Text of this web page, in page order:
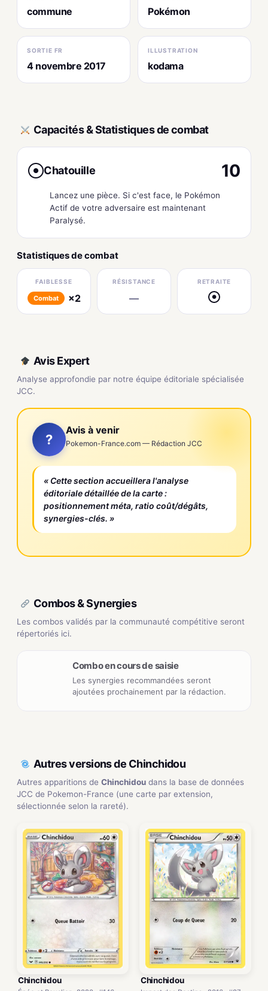
commune Pokémon
SORTIE FR
4 novembre 2017
ILLUSTRATION
kodama
Capacités & Statistiques de combat
● Chatouille 10
Lancez une pièce. Si c'est face, le Pokémon
Actif de votre adversaire est maintenant
Paralysé.
Statistiques de combat
FAIBLESSE
Combat ×2
RÉSISTANCE
—
RETRAITE
●
Avis Expert
Analyse approfondie par notre équipe éditoriale spécialisée
JCC.
?
Avis à venir
Pokemon-France.com — Rédaction JCC
« Cette section accueillera l'analyse
éditoriale détaillée de la carte :
positionnement méta, ratio coût/dégâts,
synergies-clés. »
Combos & Synergies
Les combos validés par la communauté compétitive seront
répertoriés ici.
Combo en cours de saisie
Les synergies recommandées seront
ajoutées prochainement par la rédaction.
Autres versions de Chinchidou
Autres apparitions de Chinchidou dans la base de données
JCC de Pokemon-France (une carte par extension,
sélectionnée selon la rareté).
Chinchidou Chinchidou